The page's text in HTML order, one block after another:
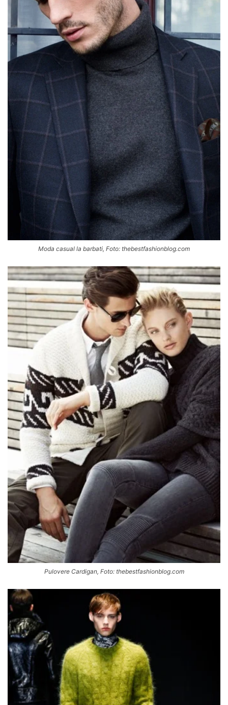
Moda casual la barbati, Foto: thebestfashionblog.com
Pulovere Cardigan, Foto: thebestfashionblog.com